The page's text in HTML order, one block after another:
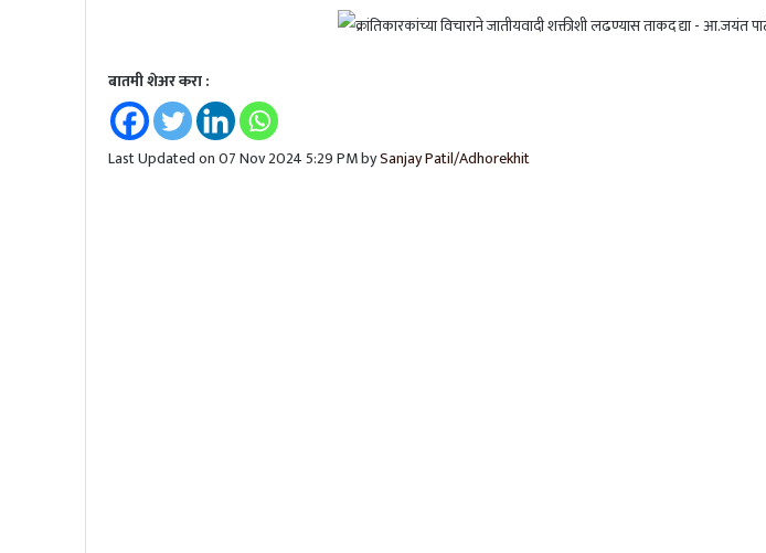
टीम इंडियाचं ‘चॅम्पियन्स’; टी-२० विश्वचषकानंतर टीम इंडियाने चॅम्पियन्स ट्रॉफीही
बातमी शेअर करा :
Last Updated on 07 Nov 2024 5:29 PM bySanjay Patil/Adhorekhit